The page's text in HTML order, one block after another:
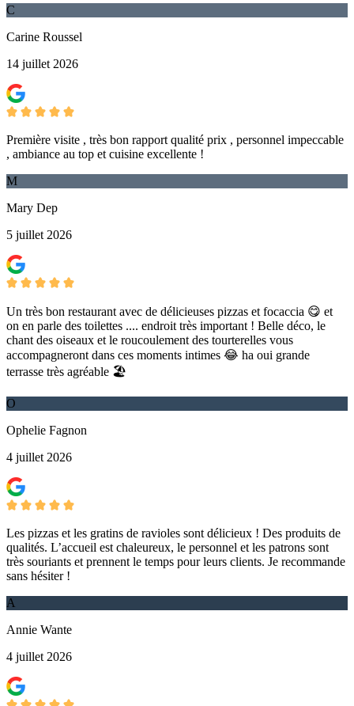
C
Carine Roussel
14 juillet 2026
Première visite , très bon rapport qualité prix , personnel impeccable
, ambiance au top et cuisine excellente !
M
Mary Dep
5 juillet 2026
Un très bon restaurant avec de délicieuses pizzas et focaccia 😋 et
on en parle des toilettes .... endroit très important ! Belle déco, le
chant des oiseaux et le roucoulement des tourterelles vous
accompagneront dans ces moments intimes 😂 ha oui grande
terrasse très agréable 🏖
O
Ophelie Fagnon
4 juillet 2026
Les pizzas et les gratins de ravioles sont délicieux ! Des produits de
qualités. L’accueil est chaleureux, le personnel et les patrons sont
très souriants et prennent le temps pour leurs clients. Je recommande
sans hésiter !
A
Annie Wante
4 juillet 2026